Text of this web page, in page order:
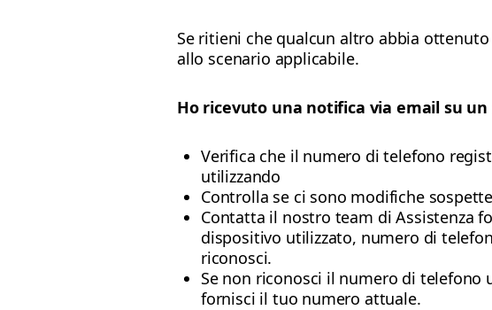
Se ritieni che qualcun altro abbia
allo scenario applicabile.
Ho ricevuto una notifica via email su
Verifica che il numero di telefono
utilizzando
Controlla se ci sono modifiche
Contatta il nostro team di Assistenza
dispositivo utilizzato, numero di
riconosci.
Se non riconosci il numero di telefono
fornisci il tuo numero attuale.